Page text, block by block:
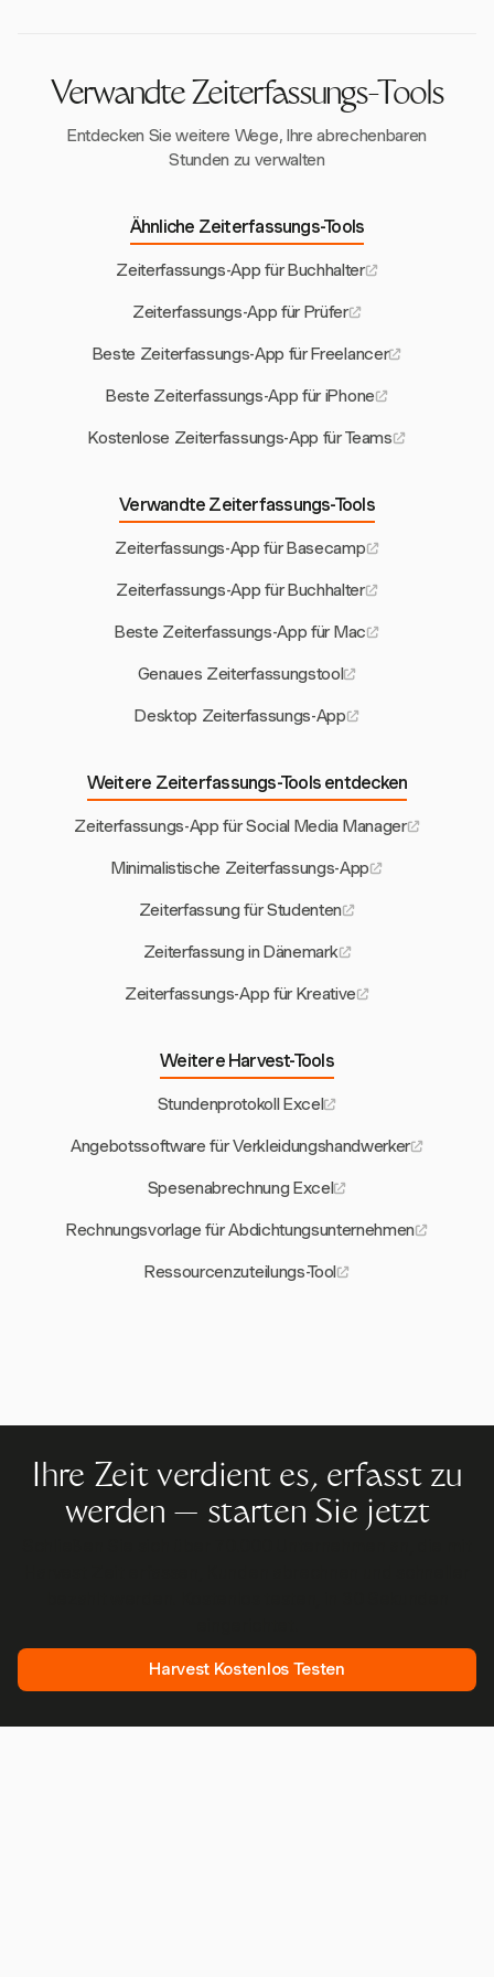
unterstreicht.
Verwandte Zeiterfassungs-Tools
Entdecken Sie weitere Wege, Ihre abrechenbaren
Stunden zu verwalten
Ähnliche Zeiterfassungs-Tools
Zeiterfassungs-App für Buchhalter
Zeiterfassungs-App für Prüfer
Beste Zeiterfassungs-App für Freelancer
Beste Zeiterfassungs-App für iPhone
Kostenlose Zeiterfassungs-App für Teams
Verwandte Zeiterfassungs-Tools
Zeiterfassungs-App für Basecamp
Zeiterfassungs-App für Buchhalter
Beste Zeiterfassungs-App für Mac
Genaues Zeiterfassungstool
Desktop Zeiterfassungs-App
Weitere Zeiterfassungs-Tools entdecken
Zeiterfassungs-App für Social Media Manager
Minimalistische Zeiterfassungs-App
Zeiterfassung für Studenten
Zeiterfassung in Dänemark
Zeiterfassungs-App für Kreative
Weitere Harvest-Tools
Stundenprotokoll Excel
Angebotssoftware für Verkleidungshandwerker
Spesenabrechnung Excel
Rechnungsvorlage für Abdichtungsunternehmen
Ressourcenzuteilungs-Tool
Ihre Zeit verdient es, erfasst zu
werden — starten Sie jetzt
Harvest Kostenlos Testen